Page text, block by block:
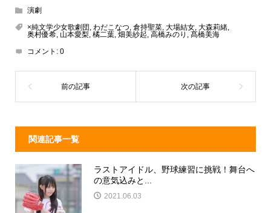
a
d
s
n
e
o
k
演劇
×純文学少女歌劇団 わだこなつ 倉持聖菜, 大場結女, 大森莉緒,
奥村優希, 山本愛梨, 橘二葉, 畑美紗起 高橋みのり
髙橋美海
コメント: 0
関連記事一覧
ラストアイドル、野球練習に挑戦！舞台へ
の意気込みと...
2021.06.03